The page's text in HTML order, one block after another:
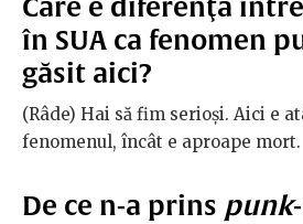
Care e diferenţa
în SUA ca fenomen
găsit aici?
(Râde) Hai să fim serioşi. Aici e
fenomenul, încât e aproape mort.
De ce n-a prins punk